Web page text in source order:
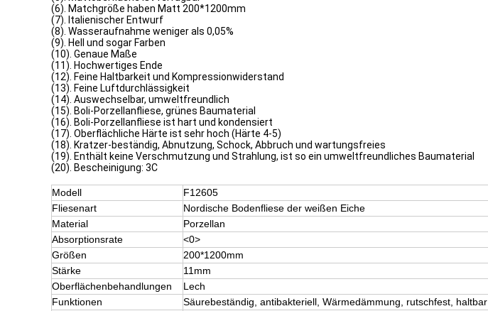
(6). Matchgröße haben Matt 200*1200mm
(7). Italienischer Entwurf
(8). Wasseraufnahme weniger als 0,05%
(9). Hell und sogar Farben
(10). Genaue Maße
(11). Hochwertiges Ende
(12). Feine Haltbarkeit und Kompressionwiderstand
(13). Feine Luftdurchlässigkeit
(14). Auswechselbar, umweltfreundlich
(15). Boli-Porzellanfliese, grünes Baumaterial
(16). Boli-Porzellanfliese ist hart und kondensiert
(17). Oberflächliche Härte ist sehr hoch (Härte 4-5)
(18). Kratzer-beständig, Abnutzung, Schock, Abbruch und wartungsfreies
(19). Enthält keine Verschmutzung und Strahlung, ist so ein umweltfreundliches Baumaterial
(20). Bescheinigung: 3C
Modell
F12605
Fliesenart
Nordische Bodenfliese der weißen Eiche
Material
Porzellan
Absorptionsrate
<0>
Größen
200*1200mm
Stärke
11mm
Oberflächenbehandlungen
Lech
Funktionen
Säurebeständig, antibakteriell, Wärmedämmung, rutschfest, haltbar